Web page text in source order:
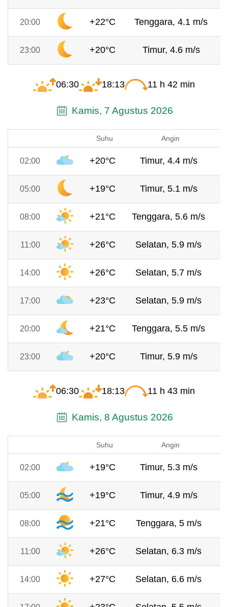
20:00 +22°C Tenggara, 4.1 m/s
23:00 +20°C Timur, 4.6 m/s
06:30 18:13 11 h 42 min
Kamis, 7 Agustus 2026
Suhu Angin
02:00 +20°C Timur, 4.4 m/s
05:00 +19°C Timur, 5.1 m/s
08:00 +21°C Tenggara, 5.6 m/s
11:00 +26°C Selatan, 5.9 m/s
14:00 +26°C Selatan, 5.7 m/s
17:00 +23°C Selatan, 5.9 m/s
20:00 +21°C Tenggara, 5.5 m/s
23:00 +20°C Timur, 5.9 m/s
06:30 18:13 11 h 43 min
Kamis, 8 Agustus 2026
Suhu Angin
02:00 +19°C Timur, 5.3 m/s
05:00 +19°C Timur, 4.9 m/s
08:00 +21°C Tenggara, 5 m/s
11:00 +26°C Selatan, 6.3 m/s
14:00 +27°C Selatan, 6.6 m/s